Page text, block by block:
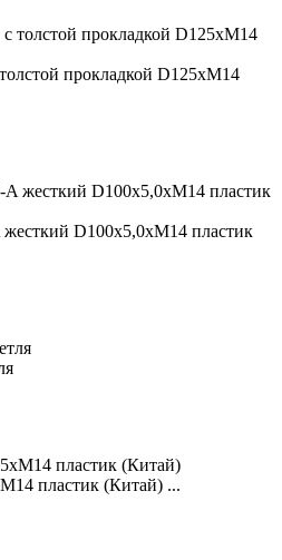
прокладкой D125xМ14
жесткий D100x5,0xМ14 пластик
пластик (Китай) ...